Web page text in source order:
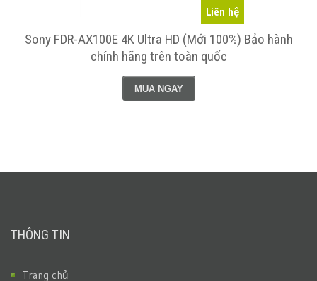
Liên hệ
Sony FDR-AX100E 4K Ultra HD (Mới 100%) Bảo hành
chính hãng trên toàn quốc
MUA NGAY
THÔNG TIN
Trang chủ